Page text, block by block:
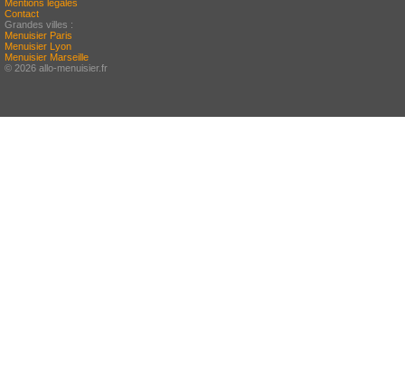
Mentions légales
Contact
Grandes villes :
Menuisier Paris
Menuisier Lyon
Menuisier Marseille
© 2026 allo-menuisier.fr